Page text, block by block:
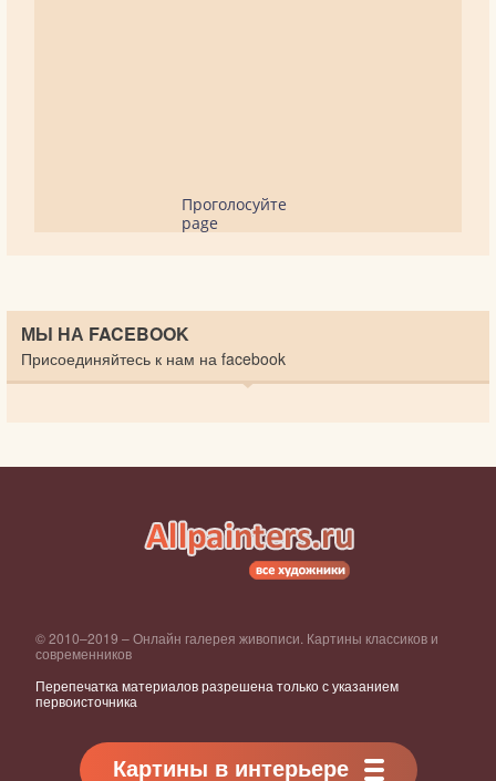
Проголосуйте
page
МЫ НА FACEBOOK
Присоединяйтесь к нам на facebook
© 2010–2019 – Онлайн галерея живописи. Картины классиков и
современников
Перепечатка материалов разрешена только с указанием
первоисточника
Картины в интерьере